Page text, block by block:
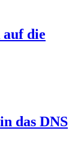
die
das DNS